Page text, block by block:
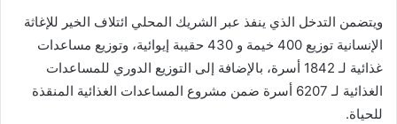
ويتضمن التدخل الذي ينفذ عبر الشريك المحلي ائتلاف الخير للإغاثة
الإنسانية توزيع 400 خيمة و 430 حقيبة إيوائية، وتوزيع مساعدات
غذائية لـ 1842 أسرة، بالإضافة إلى التوزيع الدوري للمساعدات
الغذائية لـ 6207 أسرة ضمن مشروع المساعدات الغذائية المنقذة
للحياة.